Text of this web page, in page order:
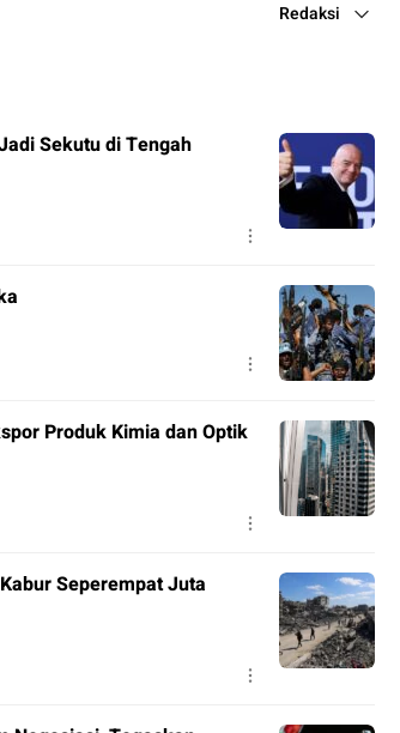
Redaksi
Sekutu di Tengah
Produk Kimia dan Optik
Seperempat Juta